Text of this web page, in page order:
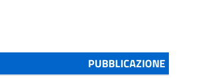
PUBBLICAZIONE